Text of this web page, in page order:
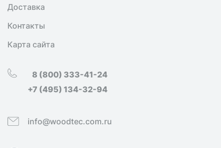
Доставка
Контакты
Карта сайта
8 (800) 333-41-24
+7 (495) 134-32-94
info@woodtec.com.ru